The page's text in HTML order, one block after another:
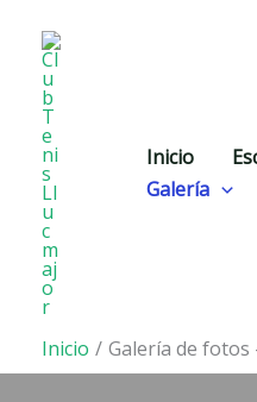
contenido
Inicio
Galería
Inicio Galería de fotos